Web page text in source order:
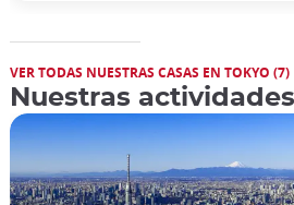
VER TODAS NUESTRAS CASAS EN TOKYO (7)
Nuestras actividades